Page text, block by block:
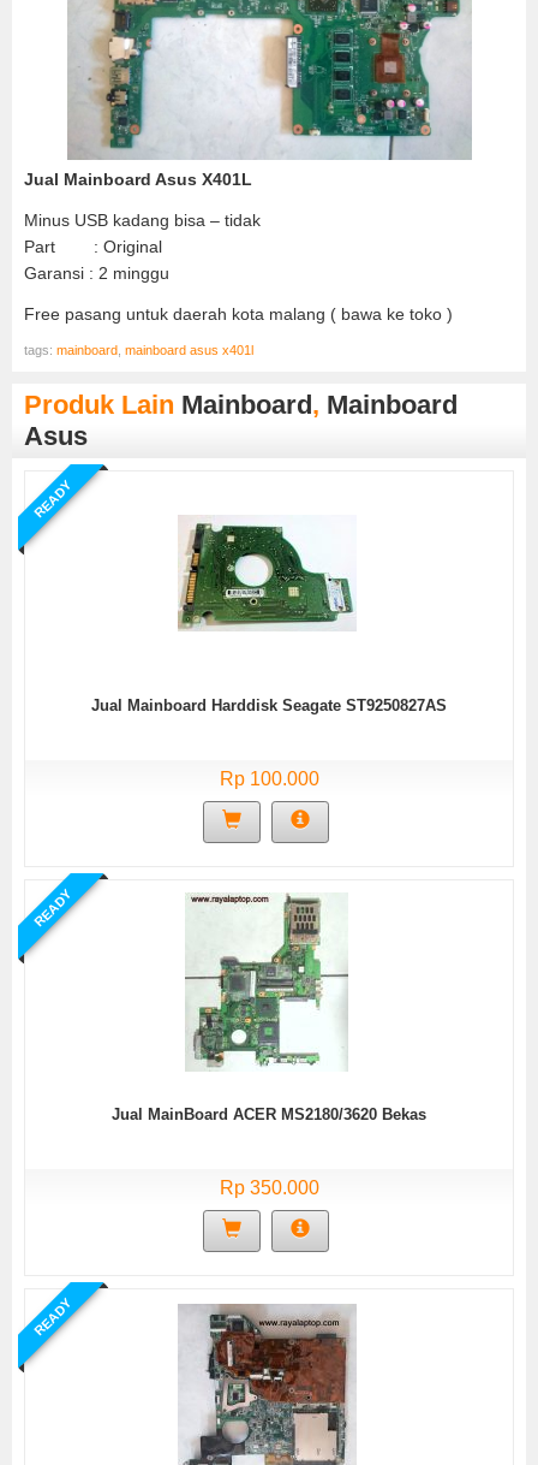
Jual Mainboard Asus X401L
Minus USB kadang bisa – tidak
Part : Original
Garansi : 2 minggu
Free pasang untuk daerah kota malang ( bawa ke toko )
tags: mainboard mainboard asus x401l
Produk Lain Mainboard , Mainboard
Asus
READY
Jual Mainboard Harddisk Seagate ST9250827AS
Rp 100.000
READY
Jual MainBoard ACER MS2180/3620 Bekas
Rp 350.000
READY